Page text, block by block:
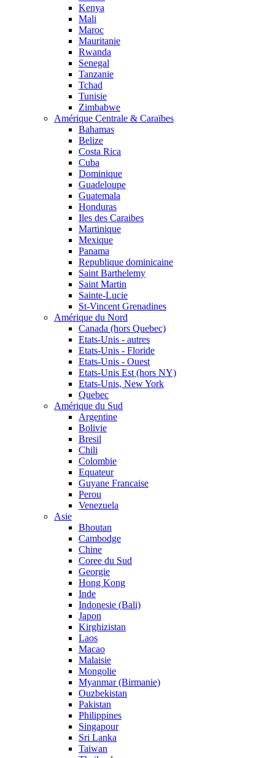
Kenya
Mali
Maroc
Mauritanie
Rwanda
Senegal
Tanzanie
Tchad
Tunisie
Zimbabwe
Amérique Centrale & Caraïbes
Bahamas
Belize
Costa Rica
Cuba
Dominique
Guadeloupe
Guatemala
Honduras
Iles des Caraibes
Martinique
Mexique
Panama
Republique dominicaine
Saint Barthelemy
Saint Martin
Sainte-Lucie
St-Vincent Grenadines
Amérique du Nord
Canada (hors Quebec)
Etats-Unis - autres
Etats-Unis - Floride
Etats-Unis - Ouest
Etats-Unis Est (hors NY)
Etats-Unis, New York
Quebec
Amérique du Sud
Argentine
Bolivie
Bresil
Chili
Colombie
Equateur
Guyane Francaise
Perou
Venezuela
Asie
Bhoutan
Cambodge
Chine
Coree du Sud
Georgie
Hong Kong
Inde
Indonesie (Bali)
Japon
Kirghizistan
Laos
Macao
Malaisie
Mongolie
Myanmar (Birmanie)
Ouzbekistan
Pakistan
Philippines
Singapour
Sri Lanka
Taiwan